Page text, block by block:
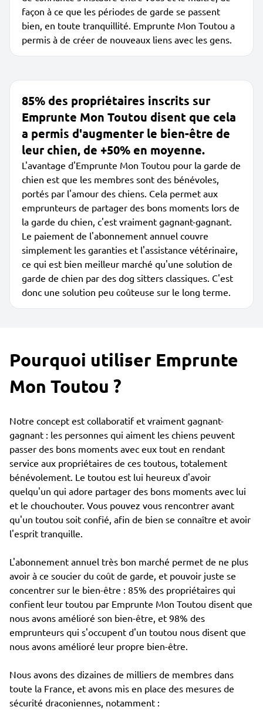
façon à ce que les périodes de garde se passent
bien, en toute tranquillité. Emprunte Mon Toutou a
permis à de créer de nouveaux liens avec les gens.
85% des propriétaires inscrits sur
Emprunte Mon Toutou disent que cela
a permis d'augmenter le bien-être de
leur chien, de +50% en moyenne.
L'avantage d'Emprunte Mon Toutou pour la garde de
chien est que les membres sont des bénévoles,
portés par l'amour des chiens. Cela permet aux
emprunteurs de partager des bons moments lors de
la garde du chien, c'est vraiment gagnant-gagnant.
Le paiement de l'abonnement annuel couvre
simplement les garanties et l'assistance vétérinaire,
ce qui est bien meilleur marché qu'une solution de
garde de chien par des dog sitters classiques. C'est
donc une solution peu coûteuse sur le long terme.
Pourquoi utiliser Emprunte
Mon Toutou ?
Notre concept est collaboratif et vraiment gagnant-
gagnant : les personnes qui aiment les chiens peuvent
passer des bons moments avec eux tout en rendant
service aux propriétaires de ces toutous, totalement
bénévolement. Le toutou est lui heureux d'avoir
quelqu'un qui adore partager des bons moments avec lui
et le chouchouter. Vous pouvez vous rencontrer avant
qu'un toutou soit confié, afin de bien se connaître et avoir
l'esprit tranquille.
L'abonnement annuel très bon marché permet de ne plus
avoir à ce soucier du coût de garde, et pouvoir juste se
concentrer sur le bien-être : 85% des propriétaires qui
confient leur toutou par Emprunte Mon Toutou disent que
nous avons amélioré son bien-être, et 98% des
emprunteurs qui s'occupent d'un toutou nous disent que
nous avons amélioré leur propre bien-être.
Nous avons des dizaines de milliers de membres dans
toute la France, et avons mis en place des mesures de
sécurité draconiennes, notamment :